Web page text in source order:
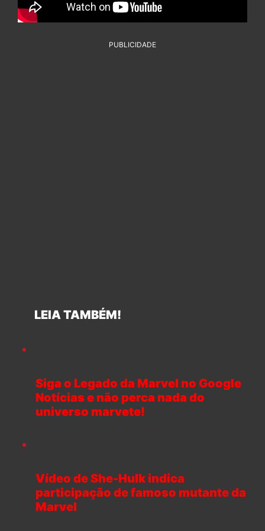
PUBLICIDADE
LEIA TAMBÉM!
Siga o Legado da Marvel no Google
Notícias e não perca nada do
universo marvete!
Vídeo de She-Hulk indica
participação de famoso mutante da
Marvel